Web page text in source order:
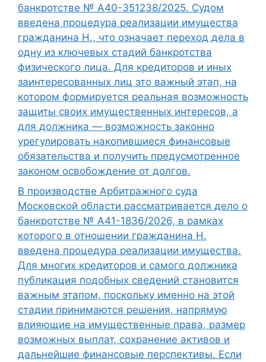
банкротстве № А40-351238/2025. Судом
введена процедура реализации имущества
гражданина Н., что означает переход дела в
одну из ключевых стадий банкротства
физического лица. Для кредиторов и иных
заинтересованных лиц это важный этап, на
котором формируется реальная возможность
защиты своих имущественных интересов, а
для должника — возможность законно
урегулировать накопившиеся финансовые
обязательства и получить предусмотренное
законом освобождение от долгов.
В производстве Арбитражного суда
Московской области рассматривается дело о
банкротстве № А41-1836/2026, в рамках
которого в отношении гражданина Н.
введена процедура реализации имущества.
Для многих кредиторов и самого должника
публикация подобных сведений становится
важным этапом, поскольку именно на этой
стадии принимаются решения, напрямую
влияющие на имущественные права, размер
возможных выплат, сохранение активов и
дальнейшие финансовые перспективы. Если